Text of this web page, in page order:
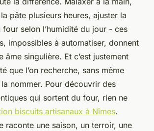
pâte plusieurs heures, ajuster la
selon l’humidité du jour - ces
impossibles à automatiser, donnent
âme singulière. Et c’est justement
que l’on recherche, sans même
nommer. Pour découvrir des
qui sortent du four, rien ne
biscuits artisanaux à Nîmes.
raconte une saison, un terroir, une